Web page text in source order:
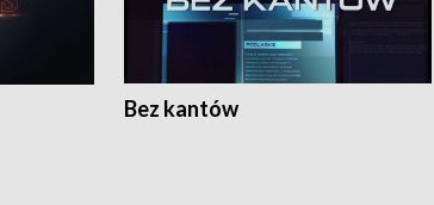
Bez kantów